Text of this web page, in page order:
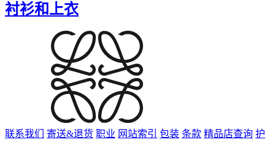
衬衫和上衣
联系我们 寄送&退货 职业 网站索引 包装 条款 精品店查询 护